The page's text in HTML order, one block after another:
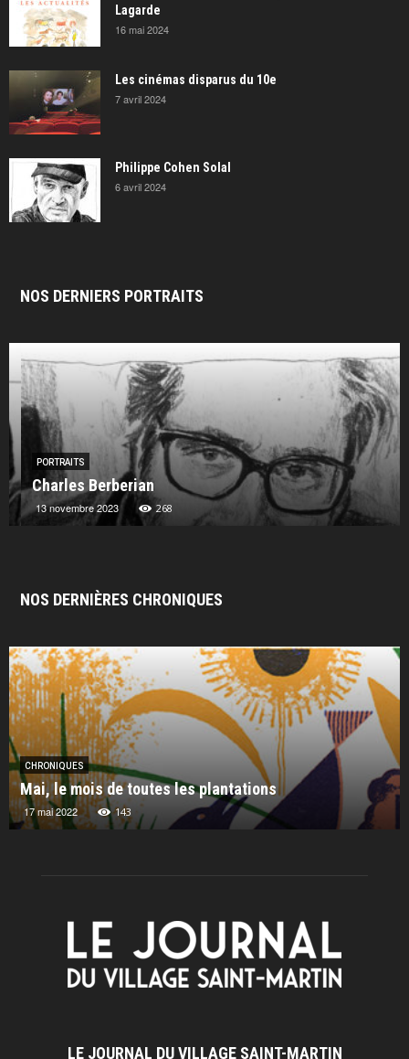
Lagarde
16 mai 2024
Les cinémas disparus du 10e
7 avril 2024
Philippe Cohen Solal
6 avril 2024
NOS DERNIERS PORTRAITS
PORTRAITS
Charles Berberian
13 novembre 2023 268
NOS DERNIÈRES CHRONIQUES
CHRONIQUES
Mai, le mois de toutes les plantations
17 mai 2022 143
LE JOURNAL DU VILLAGE SAINT-MARTIN